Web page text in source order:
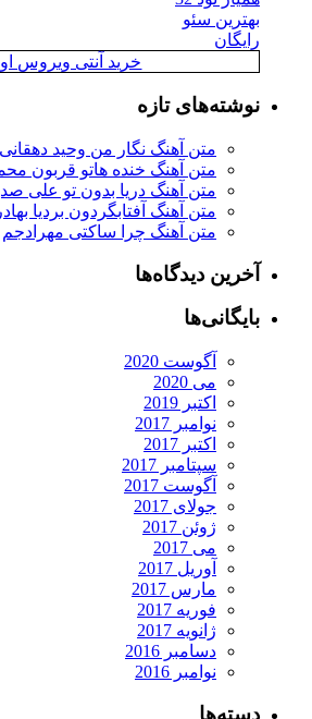
سئو
خرید آنتی ویروس اورجینال
تازه
متن آهنگ نگار من وحید دهقانی
متن آهنگ خنده هاتو قربون محمدعلیزاده
متن آهنگ دریا بدون تو علی صدیقی
متن آهنگ آفتابگردون بردیا بهادر
متن آهنگ چرا ساکتی مهرادجم
دیدگاه‌ها
آگوست 2020
سپتامبر 2017
آگوست 2017
جولای 2017
مارس 2017
دسامبر 2016